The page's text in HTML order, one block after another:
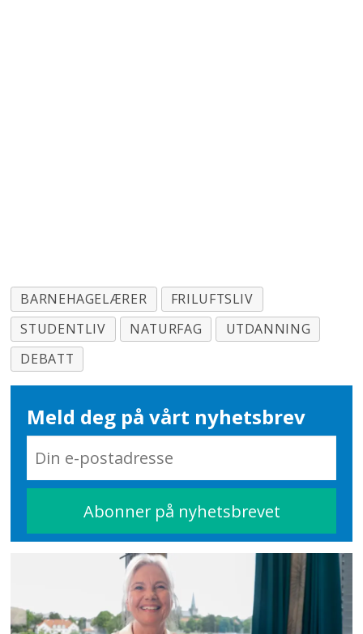
BARNEHAGELÆRER
FRILUFTSLIV
STUDENTLIV
NATURFAG
UTDANNING
DEBATT
Meld deg på vårt nyhetsbrev